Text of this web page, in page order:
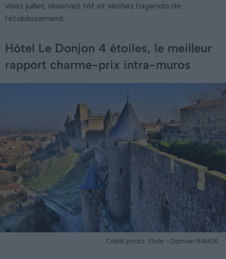
visez juillet, réservez tôt et vérifiez l’agenda de
l’établissement.
Hôtel Le Donjon 4 étoiles, le meilleur
rapport charme-prix intra-muros
Crédit photo : Flickr – Damien RAMOS